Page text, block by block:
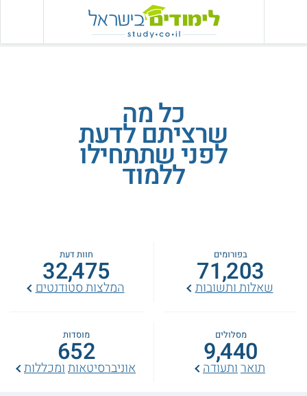
כל מה
שרציתם לדעת
לפני שתתחילו
ללמוד
בפורומים
71,203
שאלות ותשובות
חוות דעת
32,475
המלצות סטודנטים
מסלולים
9,440
תוארותעודה
מוסדות
652
אוניברסיטאותומכללות